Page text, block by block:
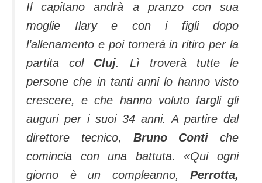
Il capitano andrà a pranzo con sua
moglie Ilary e con i figli dopo
l’allenamento e poi tornerà in ritiro per la
partita col Cluj. Lì troverà tutte le
persone che in tanti anni lo hanno visto
crescere, e che hanno voluto fargli gli
auguri per i suoi 34 anni. A partire dal
direttore tecnico, Bruno Conti che
comincia con una battuta. «Qui ogni
giorno è un compleanno, Perrotta,